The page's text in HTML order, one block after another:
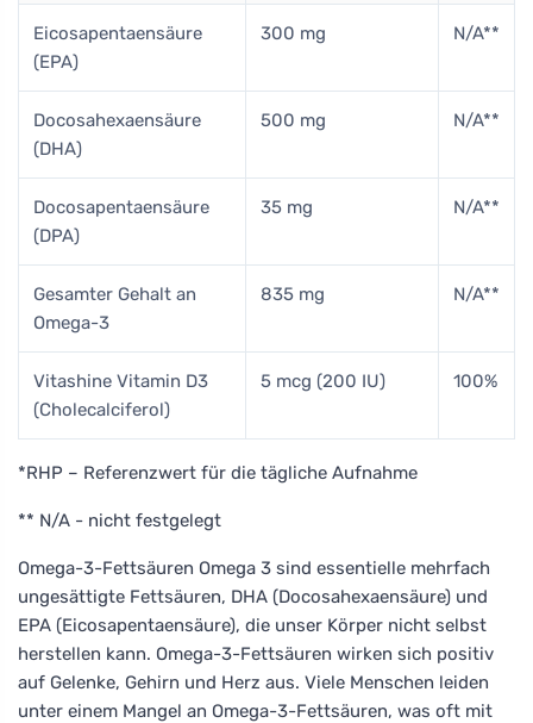
Eicosapentaensäure
(EPA)
300 mg N/A**
Docosahexaensäure
(DHA)
500 mg N/A**
Docosapentaensäure
(DPA)
35 mg N/A**
Gesamter Gehalt an
Omega-3
835 mg N/A**
Vitashine Vitamin D3
(Cholecalciferol)
5 mcg (200 IU) 100%
*RHP – Referenzwert für die tägliche Aufnahme
** N/A - nicht festgelegt
Omega-3-Fettsäuren Omega 3 sind essentielle mehrfach
ungesättigte Fettsäuren, DHA (Docosahexaensäure) und
EPA (Eicosapentaensäure), die unser Körper nicht selbst
herstellen kann. Omega-3-Fettsäuren wirken sich positiv
auf Gelenke, Gehirn und Herz aus. Viele Menschen leiden
unter einem Mangel an Omega-3-Fettsäuren, was oft mit